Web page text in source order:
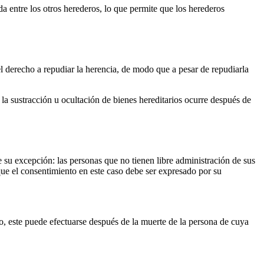
entre los otros herederos, lo que permite que los herederos
a repudiar la herencia, de modo que a pesar de repudiarla
sustracción u ocultación de bienes hereditarios ocurre después de
excepción: las personas que no tienen libre administración de sus
el consentimiento en este caso debe ser expresado por su
puede efectuarse después de la muerte de la persona de cuya